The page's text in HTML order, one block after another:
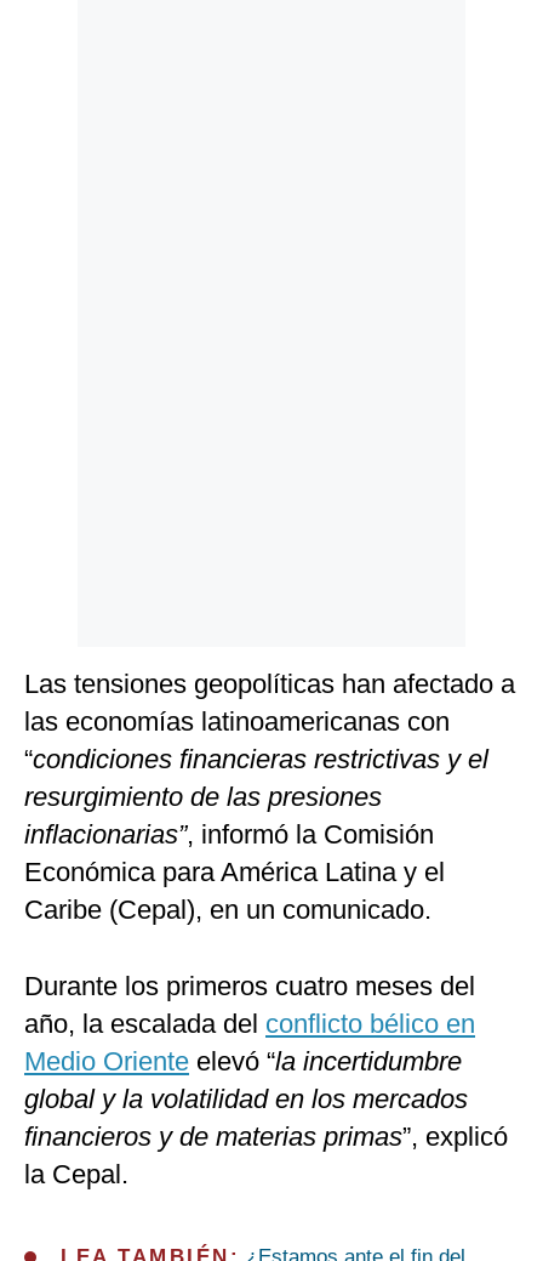
Las tensiones geopolíticas han afectado a
las economías latinoamericanas con
“condiciones financieras restrictivas y el
resurgimiento de las presiones
inflacionarias”, informó la Comisión
Económica para América Latina y el
Caribe (Cepal), en un comunicado.
Durante los primeros cuatro meses del
año, la escalada del conflicto bélico en
Medio Oriente elevó “la incertidumbre
global y la volatilidad en los mercados
financieros y de materias primas”, explicó
la Cepal.